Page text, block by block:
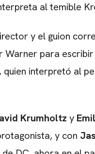
al temible
y el guion
para
, quien interpretó al
Krumholtz y
y con